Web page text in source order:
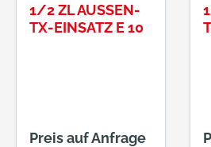
1/2 ZL AUSSEN-T
X-EINSATZ E 10
Preis auf Anfrage